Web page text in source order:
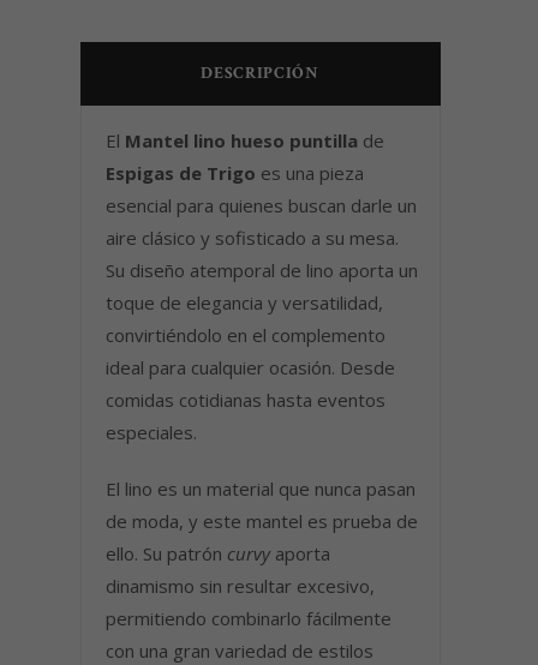
DESCRIPCIÓN
El Mantel lino hueso puntilla de
Espigas de Trigo es una pieza
esencial para quienes buscan darle un
aire clásico y sofisticado a su mesa.
Su diseño atemporal de lino aporta un
toque de elegancia y versatilidad,
convirtiéndolo en el complemento
ideal para cualquier ocasión. Desde
comidas cotidianas hasta eventos
especiales.
El lino es un material que nunca pasan
de moda, y este mantel es prueba de
ello. Su patrón curvyaporta
dinamismo sin resultar excesivo,
permitiendo combinarlo fácilmente
con una gran variedad de estilos